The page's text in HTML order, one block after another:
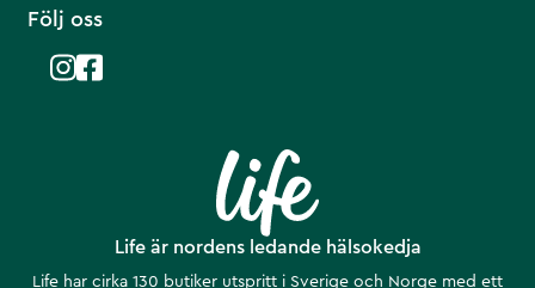
Life är nordens ledande hälsokedja
Life har cirka 130 butiker utspritt i Sverige och Norge med ett
Följ oss